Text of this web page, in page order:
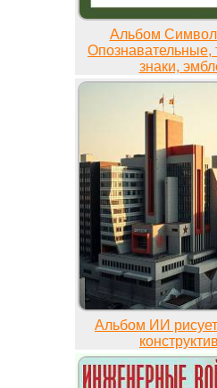
Альбом
Опознавательные,
знаки,
Альбом ИИ рисует